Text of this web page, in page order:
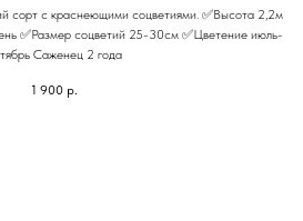
сорт с краснеющими соцветиями. ✅Высота 2,2м
✅Размер соцветий 25-30см ✅Цветение июль-
Саженец 2 года
1 900 р.